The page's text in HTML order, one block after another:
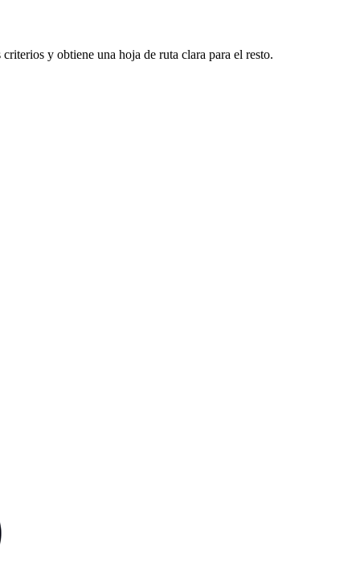
y obtiene una hoja de ruta clara para el resto.